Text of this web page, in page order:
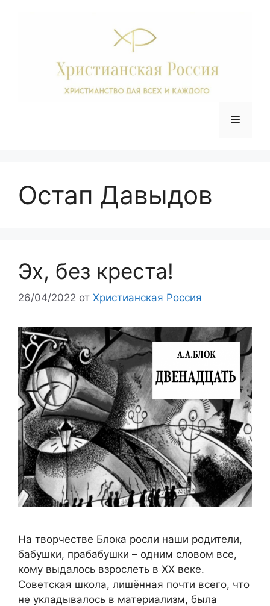
Меню
Остап Давыдов
Эх, без креста!
26/04/2022 от Христианская Россия
На творчестве Блока росли наши родители,
бабушки, прабабушки – одним словом все,
кому выдалось взрослеть в ХХ веке.
Советская школа, лишённая почти всего, что
не укладывалось в материализм, была